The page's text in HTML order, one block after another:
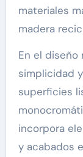
materiales
madera
En el diseño
simplicidad
superficies
incorpora
y acabados